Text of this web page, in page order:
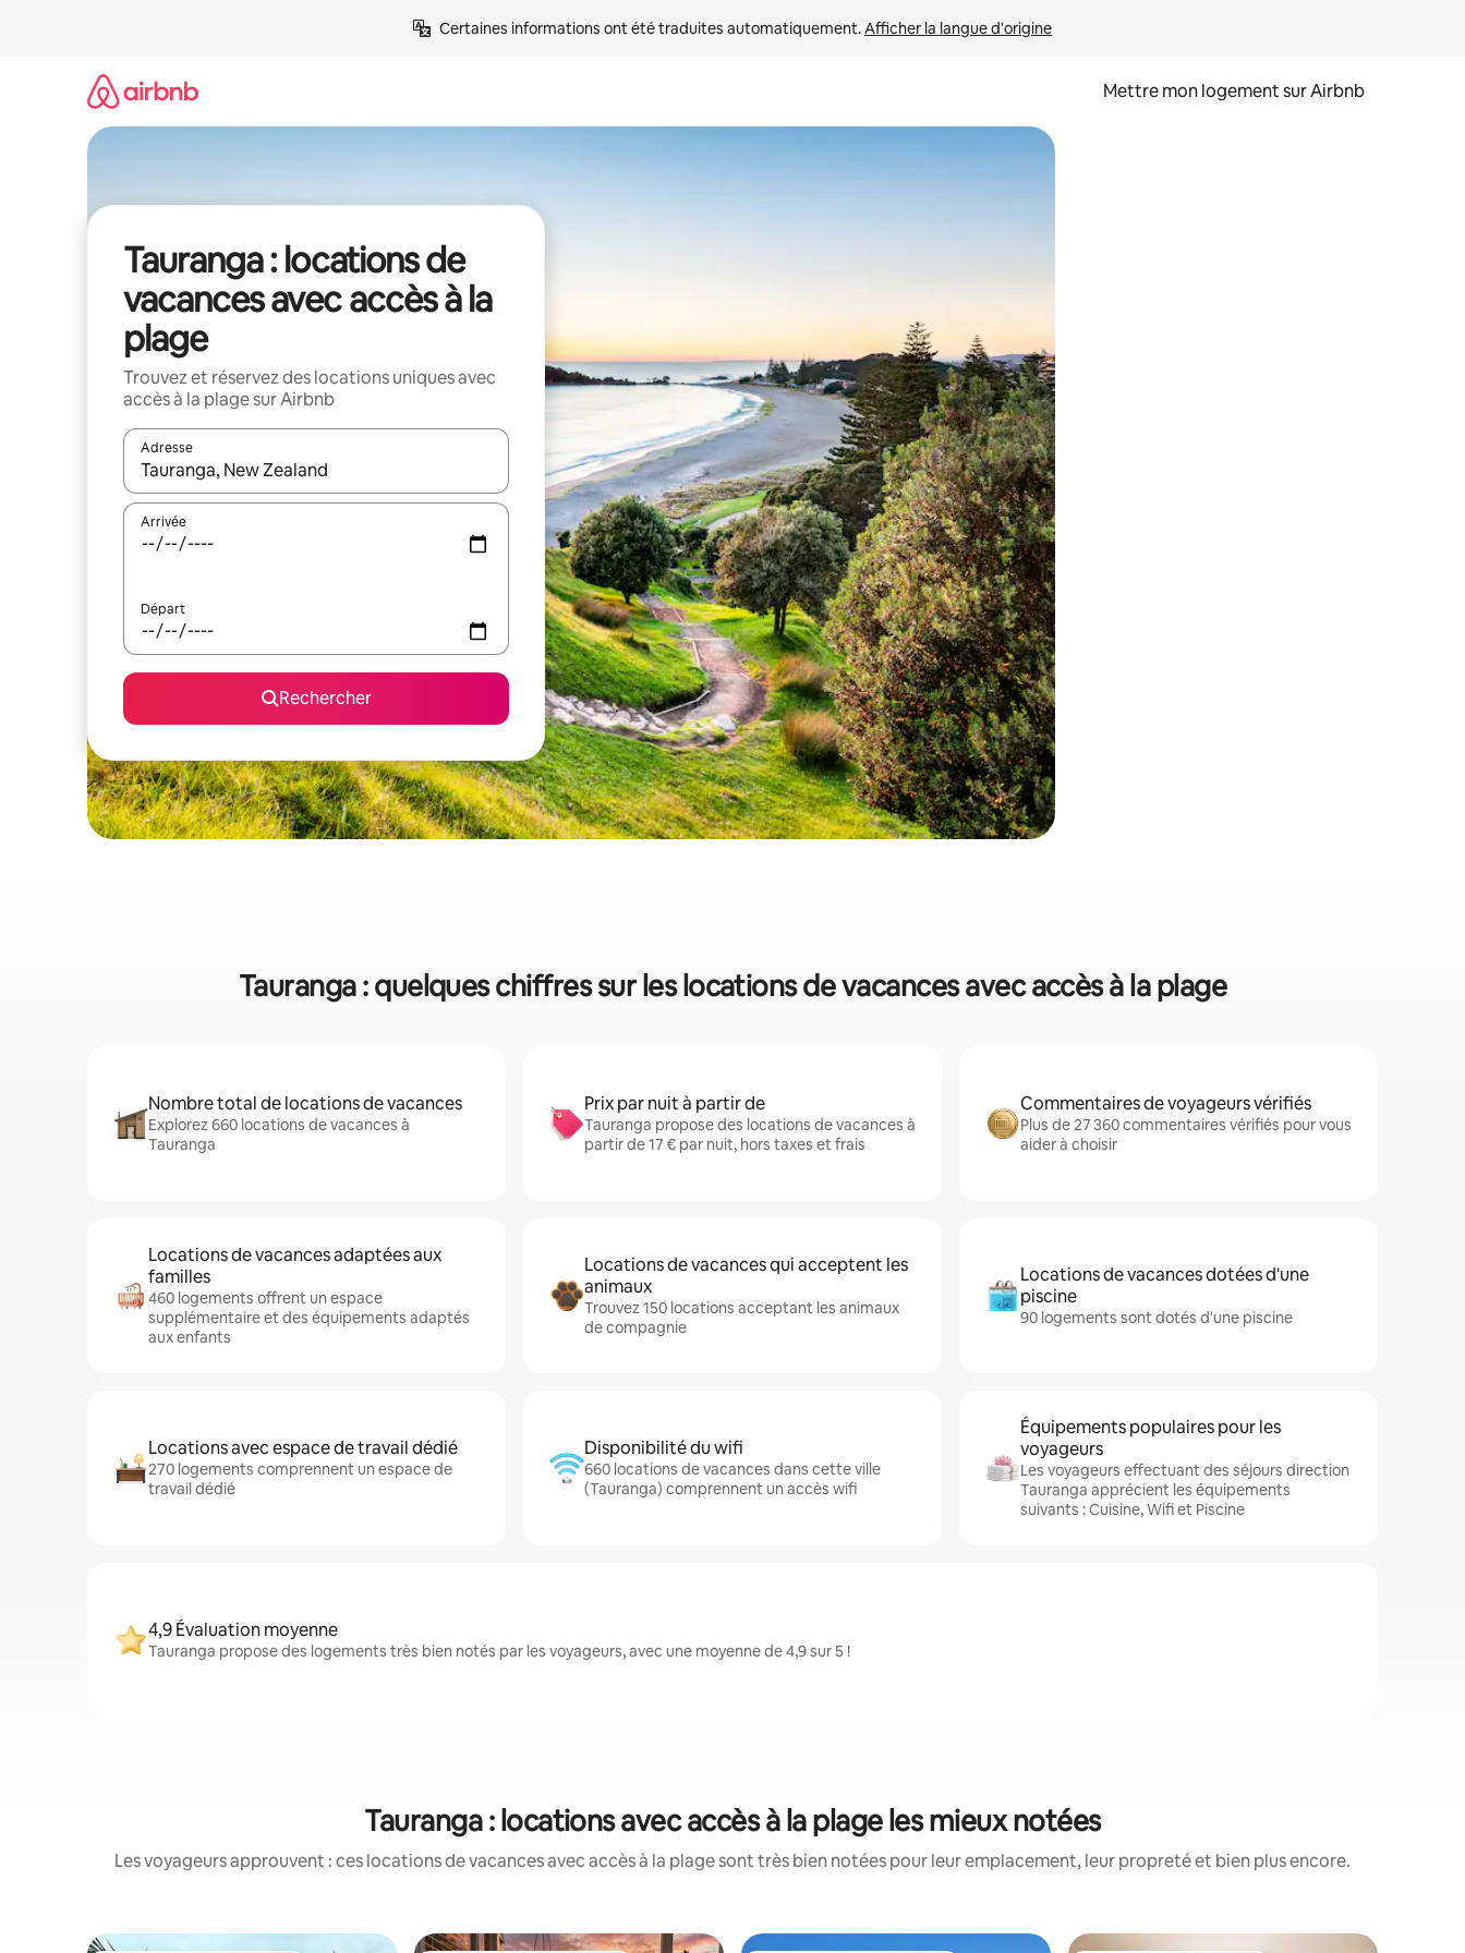
Certaines informations ont été traduites automatiquement. Afficher la langue d'origine
Mettre mon logement sur Airbnb
Tauranga : locations de
vacances avec accès à la
plage
Trouvez et réservez des locations uniques avec
accès à la plage sur Airbnb
Adresse
Lorsque les résultats s'affichent, utilisez les flèches vers le haut et vers le bas pour les parcourir ou en appuyant et en faisant glisser.
Arrivée
Départ
Rechercher
Tauranga : quelques chiffres sur les locations de vacances avec accès à la plage
Nombre total de locations de vacances
Explorez 660 locations de vacances à
Tauranga
Prix par nuit à partir de
Tauranga propose des locations de vacances à
partir de 17 € par nuit, hors taxes et frais
Commentaires de voyageurs vérifiés
Plus de 27 360 commentaires vérifiés pour vous
aider à choisir
Locations de vacances adaptées aux
familles
460 logements offrent un espace
supplémentaire et des équipements adaptés
aux enfants
Locations de vacances qui acceptent les
animaux
Trouvez 150 locations acceptant les animaux
de compagnie
Locations de vacances dotées d'une
piscine
90 logements sont dotés d'une piscine
Locations avec espace de travail dédié
270 logements comprennent un espace de
travail dédié
Disponibilité du wifi
660 locations de vacances dans cette ville
(Tauranga) comprennent un accès wifi
Équipements populaires pour les
voyageurs
Les voyageurs effectuant des séjours direction
Tauranga apprécient les équipements
suivants : Cuisine, Wifi et Piscine
4,9 Évaluation moyenne
Tauranga propose des logements très bien notés par les voyageurs, avec une moyenne de 4,9 sur 5 !
Tauranga : locations avec accès à la plage les mieux notées
Les voyageurs approuvent : ces locations de vacances avec accès à la plage sont très bien notées pour leur emplacement, leur propreté et bien plus encore.